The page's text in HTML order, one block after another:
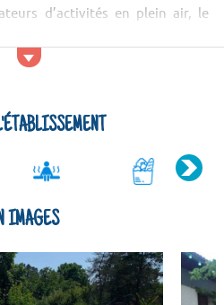
d’activités en plein air, le
Du Peyrol, &agra...
IMAGES